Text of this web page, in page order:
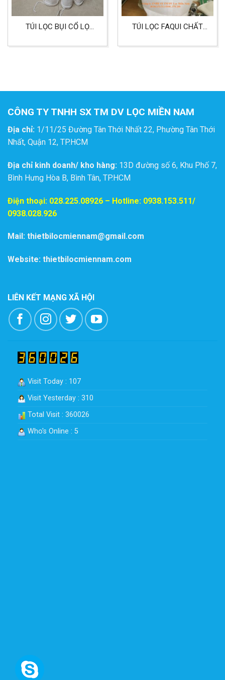
TÚI LỌC BỤI CỔ LỌ
PHẨM CHẤT LIỆU PE
TÚI LỌC FAQUI CHẤT
CÔNG TY TNHH SX TM DV LỌC MIỀN NAM
Địa chỉ: 1/11/25 Đường Tân Thới Nhất 22, Phường Tân Thới
Nhất, Quận 12, TP.HCM
Địa chỉ kinh doanh/ kho hàng: 13D đường số 6, Khu Phố 7,
Bình Hưng Hòa B, Bình Tân, TP.HCM
Điện thoại: 028.225.08926 – Hotline: 0938.153.511/
0938.028.926
Mail: thietbilocmiennam@gmail.com
Website: thietbilocmiennam.com
LIÊN KẾT MẠNG XÃ HỘI
Visit Today : 107
Visit Yesterday : 310
Total Visit : 360026
Who's Online : 5